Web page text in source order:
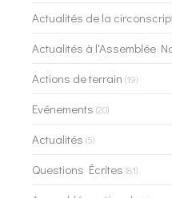
Actualités de la
Actualités à l'Assemblée
Actions de terrain (19)
Evénements (20)
Actualités (5)
Questions Écrites (81)